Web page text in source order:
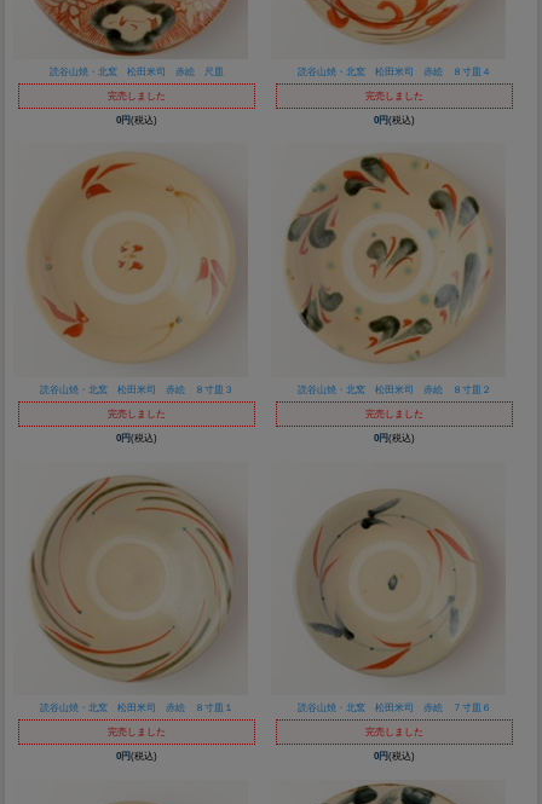
読谷山焼・北窯 松田米司 赤絵 尺皿
完売しました
0円(税込)
読谷山焼・北窯 松田米司 赤絵 ８寸皿４
完売しました
0円(税込)
読谷山焼・北窯 松田米司 赤絵 ８寸皿３
完売しました
0円(税込)
読谷山焼・北窯 松田米司 赤絵 ８寸皿２
完売しました
0円(税込)
読谷山焼・北窯 松田米司 赤絵 ８寸皿１
完売しました
0円(税込)
読谷山焼・北窯 松田米司 赤絵 ７寸皿６
完売しました
0円(税込)